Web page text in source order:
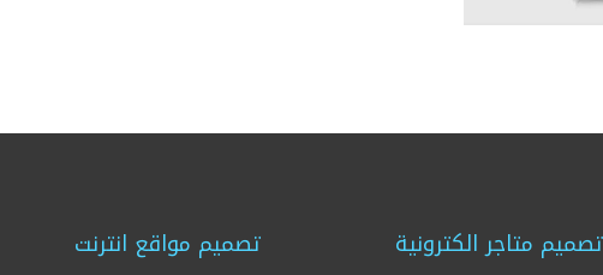
تصميم متاجر الكترونية تصميم مواقع انترنت